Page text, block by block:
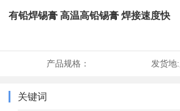
有铅焊锡膏 高温高铅锡膏 焊接速度快
产品规格： 发货地:
关键词